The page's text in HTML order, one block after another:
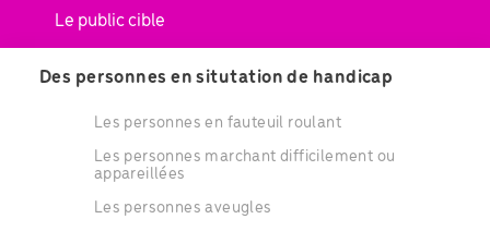
Le public cible
Des personnes en situtation de handicap
Les personnes en fauteuil roulant
Les personnes marchant difficilement ou
appareillées
Les personnes aveugles